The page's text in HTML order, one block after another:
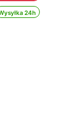
24h